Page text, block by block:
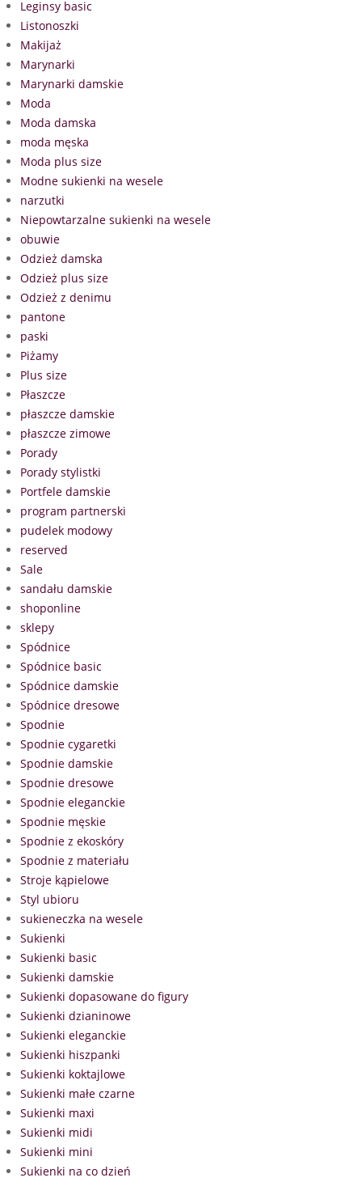
Leginsy basic
Listonoszki
Makijaż
Marynarki
Marynarki damskie
Moda
Moda damska
moda męska
Moda plus size
Modne sukienki na wesele
narzutki
Niepowtarzalne sukienki na wesele
obuwie
Odzież damska
Odzież plus size
Odzież z denimu
pantone
paski
Piżamy
Plus size
Płaszcze
płaszcze damskie
płaszcze zimowe
Porady
Porady stylistki
Portfele damskie
program partnerski
pudelek modowy
reserved
Sale
sandału damskie
shoponline
sklepy
Spódnice
Spódnice basic
Spódnice damskie
Spódnice dresowe
Spodnie
Spodnie cygaretki
Spodnie damskie
Spodnie dresowe
Spodnie eleganckie
Spodnie męskie
Spodnie z ekoskóry
Spodnie z materiału
Stroje kąpielowe
Styl ubioru
sukieneczka na wesele
Sukienki
Sukienki basic
Sukienki damskie
Sukienki dopasowane do figury
Sukienki dzianinowe
Sukienki eleganckie
Sukienki hiszpanki
Sukienki koktajlowe
Sukienki małe czarne
Sukienki maxi
Sukienki midi
Sukienki mini
Sukienki na co dzień